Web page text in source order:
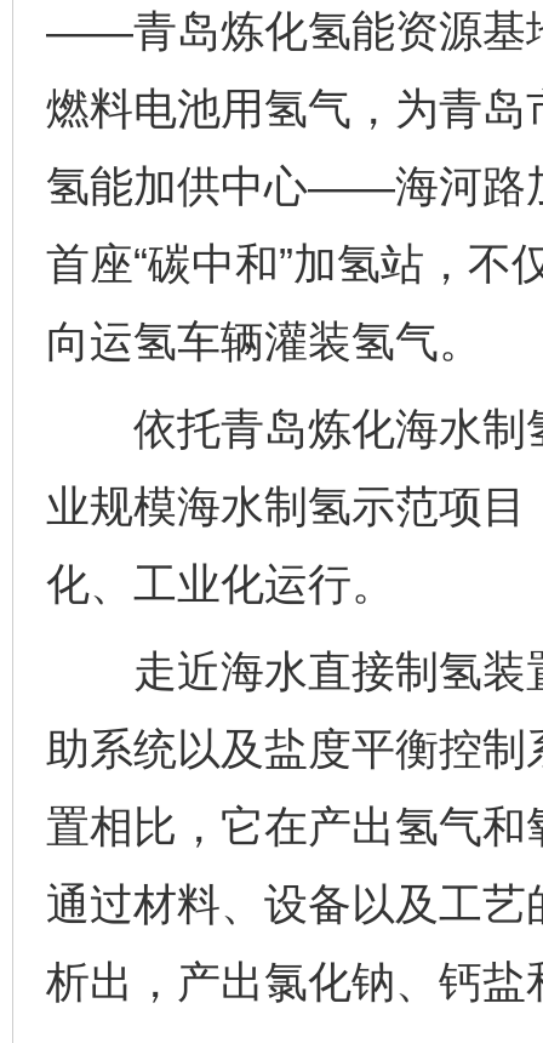
——青岛炼化氢能资源基
燃料电池用氢气，为青
氢能加供中心——海河路
首座“碳中和”加氢站，不
向运氢车辆灌装氢气。
依托青岛炼化海水制
业规模海水制氢示范项
化、工业化运行。
走近海水直接制氢装
助系统以及盐度平衡控
置相比，它在产出氢气
通过材料、设备以及工
析出，产出氯化钠、钙盐